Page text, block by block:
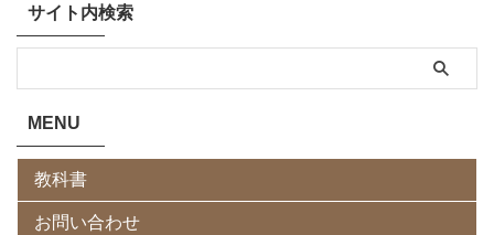
サイト内検索
MENU
教科書
お問い合わせ